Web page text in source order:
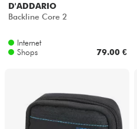
Kinder
Kabel & Zubehöre
D'ADDARIO
Backline Core 2
Internet
Shops
79.00 €